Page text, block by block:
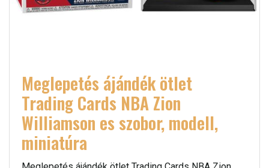
Meglepetés ájándék ötlet
Trading Cards NBA Zion
Williamson es szobor, modell,
miniatúra